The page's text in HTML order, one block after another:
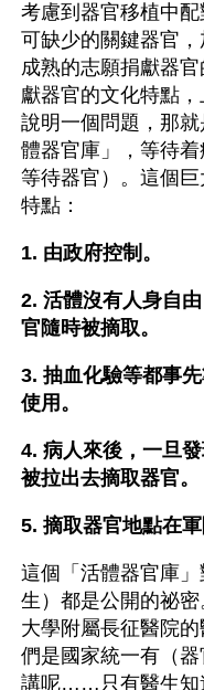
考慮到器官移植中
可缺少的關鍵器官
成熟的志願捐獻器
獻器官的文化特點
說明一個問題，那
體器官庫」，等待
等待器官）。這個
特點：
1. 由政府控制。
2. 活體沒有人身自
官隨時被摘取。
3. 抽血化驗等都事
使用。
4. 病人來後，一旦
被拉出去摘取器官。
5. 摘取器官地點在軍
這個「活體器官庫
生）都是公開的祕
大學附屬長征醫院
們是國家統一有（
講呢……只有醫生知